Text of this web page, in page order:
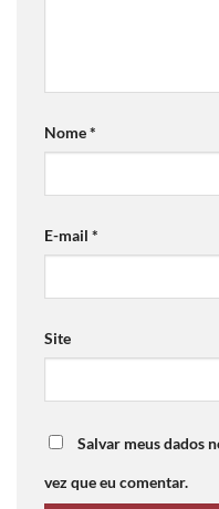
Nome*
E-mail *
Site
Salvar meus dados
vez que eu comentar.